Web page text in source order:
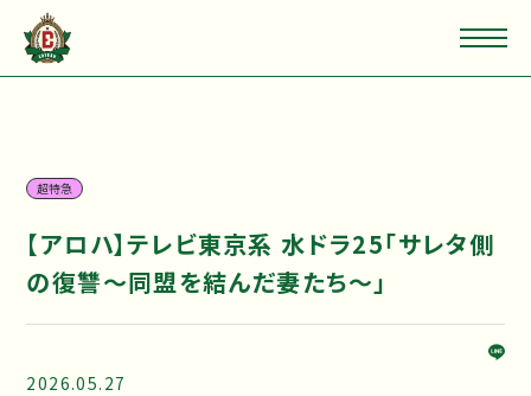
超特急
【アロハ】テレビ東京系 水ドラ25「サレタ側
の復讐～同盟を結んだ妻たち～」
2026.05.27